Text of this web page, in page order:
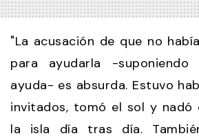
"La acusación de que no
para ayudarla -suponiendo
ayuda- es absurda. Estuvo
invitados, tomó el sol y nadó
la isla día tras día.